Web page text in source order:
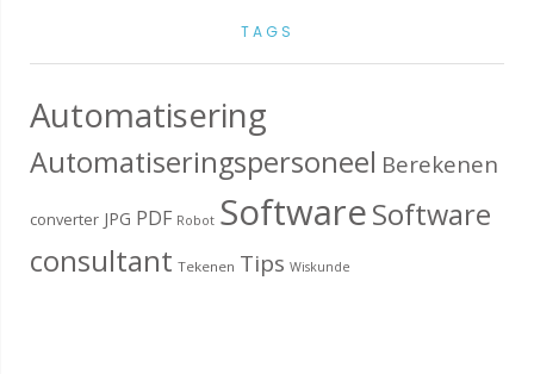
TAGS
Automatisering
Automatiseringspersoneel Berekenen
converter JPG PDF Robot SoftwareSoftware
consultant Tekenen Tips Wiskunde